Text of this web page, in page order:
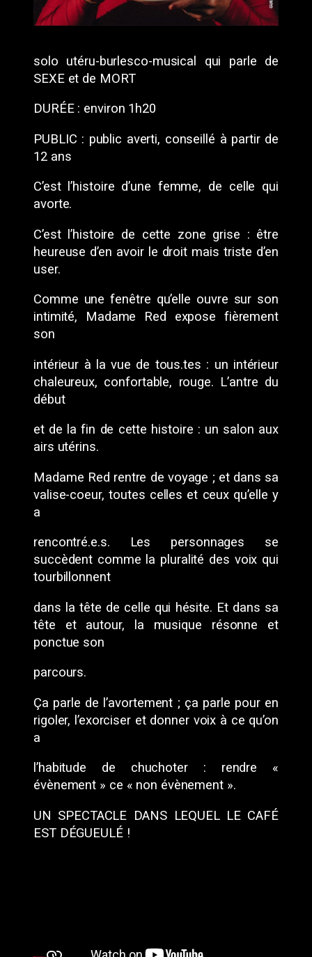
solo utéru-burlesco-musical qui parle de
SEXE et de MORT
DURÉE : environ 1h20
PUBLIC : public averti, conseillé à partir de
12 ans
C’est l’histoire d’une femme, de celle qui
avorte.
C’est l’histoire de cette zone grise : être
heureuse d’en avoir le droit mais triste d’en
user.
Comme une fenêtre qu’elle ouvre sur son
intimité, Madame Red expose fièrement
son
intérieur à la vue de tous.tes : un intérieur
chaleureux, confortable, rouge. L’antre du
début
et de la fin de cette histoire : un salon aux
airs utérins.
Madame Red rentre de voyage ; et dans sa
valise-coeur, toutes celles et ceux qu’elle y
a
rencontré.e.s. Les personnages se
succèdent comme la pluralité des voix qui
tourbillonnent
dans la tête de celle qui hésite. Et dans sa
tête et autour, la musique résonne et
ponctue son
parcours.
Ça parle de l’avortement ; ça parle pour en
rigoler, l’exorciser et donner voix à ce qu’on
a
l’habitude de chuchoter : rendre «
évènement » ce « non évènement ».
UN SPECTACLE DANS LEQUEL LE CAFÉ
EST DÉGUEULÉ !